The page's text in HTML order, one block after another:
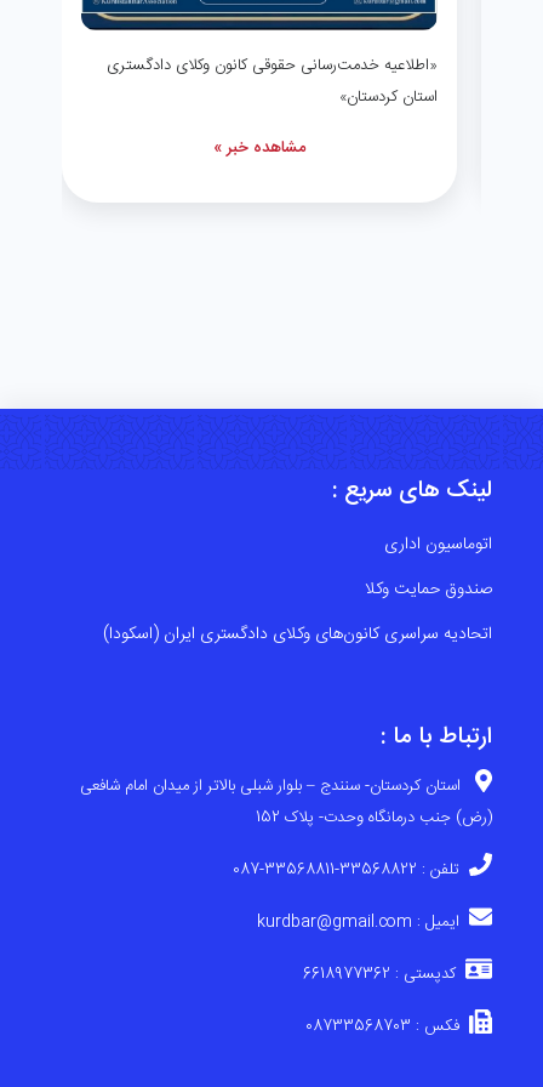
«اطلاعیه خدمت‌رسانی حقوقی کانون وکلای دادگستری
استان کردستان»
مشاهده خبر »
لینک های سریع :
اتوماسیون اداری
صندوق حمایت وکلا
اتحادیه سراسری کانون‌های وکلای دادگستری ایران (اسکودا)
ارتباط با ما :
استان کردستان- سنندج – بلوار شبلی بالاتر از میدان امام شافعی
(رض) جنب درمانگاه وحدت- پلاک 152
تلفن : 33568822-33568811-087
ایمیل : kurdbar@gmail.com
کدپستی : 6618977362
فکس : 08733568703